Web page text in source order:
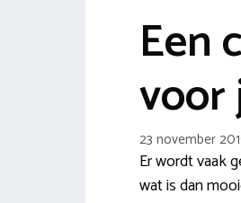
Een
voor
23 november
Er wordt vaak
wat is dan